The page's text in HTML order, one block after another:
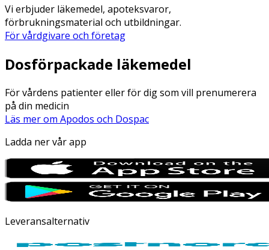
Vi erbjuder läkemedel, apoteksvaror,
förbrukningsmaterial och utbildningar.
För vårdgivare och företag
Dosförpackade läkemedel
För vårdens patienter eller för dig som vill prenumerera
på din medicin
Läs mer om Apodos och Dospac
Ladda ner vår app
Leveransalternativ